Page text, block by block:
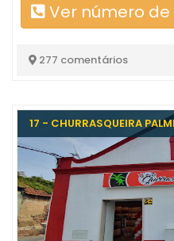
Ver número
277 comentários
17 - CHURRASQUEIRA